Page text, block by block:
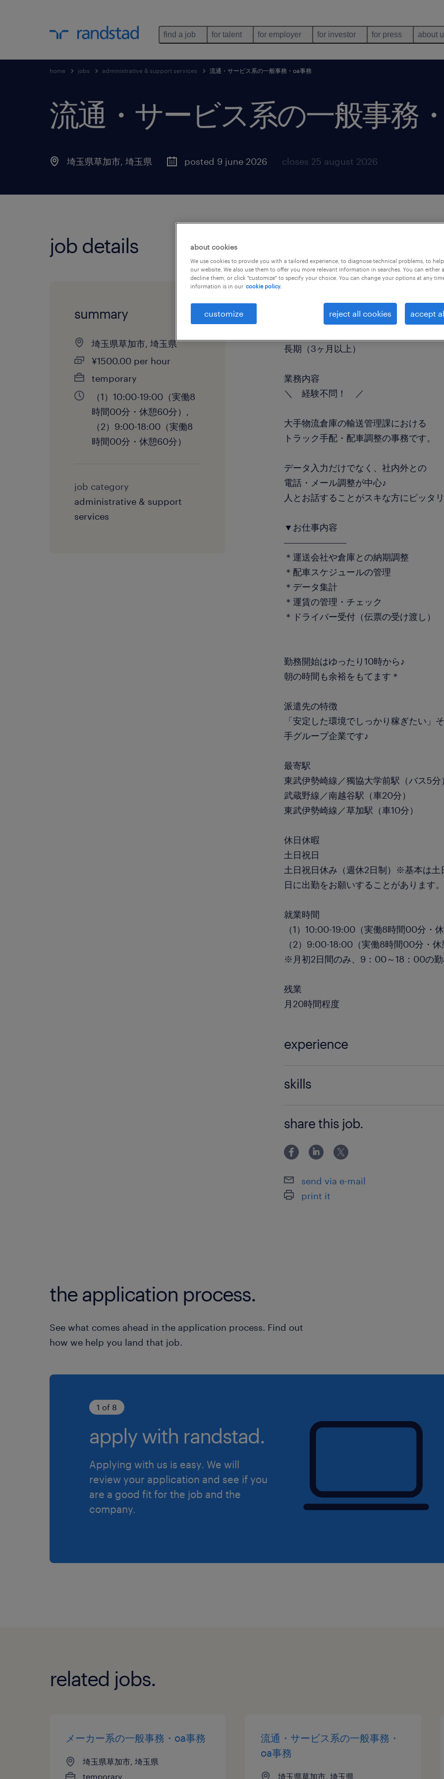
find a job for talent for employer for investor for press about
home jobs administrative & support services 流通・サービス系の一般事務・oa事務
流通・サービス系の一般事務
埼玉県草加市, 埼玉県 posted 9 june 2026 closes 25 august 2026
job details
summary
埼玉県草加市, 埼玉県
¥1500.00 per hour
temporary
（1）10:00-19:00（実働8
時間00分・休憩60分）,
（2）9:00-18:00（実働8
時間00分・休憩60分）
job category
administrative & support
services
一般事務・OA事務
長期（3ヶ月以上）
業務内容
＼ 経験不問！ ／
大手物流倉庫の輸送管理課における
トラック手配・配車調整の事務です。
データ入力だけでなく、社内外との
電話・メール調整が中心♪
人とお話することがスキな方にピッタ
▼お仕事内容
―――――――
＊運送会社や倉庫との納期調整
＊配車スケジュールの管理
＊データ集計
＊運賃の管理・チェック
＊ドライバー受付（伝票の受け渡し）
勤務開始はゆったり10時から♪
朝の時間も余裕をもてます＊
派遣先の特徴
「安定した環境でしっかり稼ぎたい」
手グループ企業です♪
最寄駅
東武伊勢崎線／獨協大学前駅（バス5分
武蔵野線／南越谷駅（車20分）
東武伊勢崎線／草加駅（車10分）
休日休暇
土日祝日
土日祝日休み（週休2日制）※基本は土
日に出勤をお願いすることがあります
就業時間
（1）10:00-19:00（実働8時間00分・
（2）9:00-18:00（実働8時間00分・
※月初2日間のみ、9：00～18：00の
残業
月20時間程度
experience
skills
share this job.
send via e-mail
print it
the application process.
See what comes ahead in the application process. Find out
how we help you land that job.
1 of 8
apply with randstad.
Applying with us is easy. We will
review your application and see if you
are a good fit for the job and the
company.
related jobs.
メーカー系の一般事務・oa事務
埼玉県草加市, 埼玉県
temporary
流通・サービス系の一般事務・
oa事務
埼玉県草加市, 埼玉県
about cookies
We use cookies to provide you with a tailored experience, to diagnose technical problems, to
our website. We also use them to offer you more relevant information in searches. You can either
decline them, or click "customize" to specify your choice. You can change your options at any
information is in our cookie policy.
customize reject all cookies accept